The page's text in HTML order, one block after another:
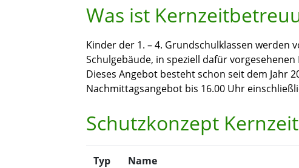
Was ist
Kinder der 1. – 4. Grundschulklassen werden
Schulgebäude, in speziell dafür
Dieses Angebot besteht schon seit dem Jahr
Nachmittagsangebot bis 16.00 Uhr
Schutzkonzept
Typ Name